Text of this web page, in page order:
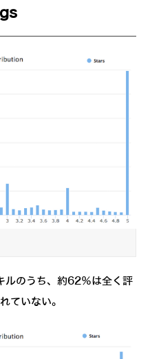
のうち、約62％は全く評
ていない。